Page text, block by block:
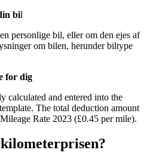
bil
personlige bil, eller om den ejes af
om bilen, herunder biltype
for dig
calculated and entered into the
The total deduction amount
Rate 2023 (£0.45 per mile).